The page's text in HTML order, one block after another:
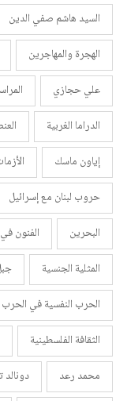
السيد هاشم صفي الدين
الهجرة والمهاجرين
علي حجازي
الدراما الغربية
إياون ماسك
حروب لبنان مع إسرائيل
البحرين
الفنون في
المثلية الجنسية
الحرب النفسية في الحرب
الثقافة الفلسطينية
محمد رعد